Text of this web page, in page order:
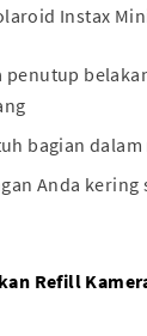
Instax
penutup
bagian
Anda
Refill